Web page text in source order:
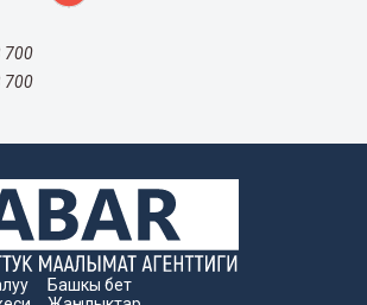
700
700
Башкы бет